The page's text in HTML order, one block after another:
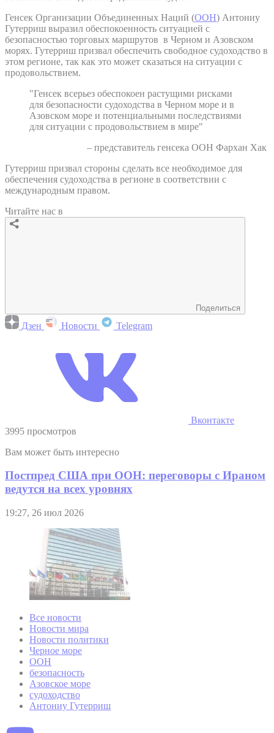
Генсек Организации Объединенных Наций (ООН) Антониу
Гутерриш выразил обеспокоенность ситуацией с
безопасностью торговых маршрутов в Черном и Азовском
морях. Гутерриш призвал обеспечить свободное судоходство в
этом регионе, так как это может сказаться на ситуации с
продовольствием.
"Генсек всерьез обеспокоен растущими рисками
для безопасности судоходства в Черном море и в
Азовском море и потенциальными последствиями
для ситуации с продовольствием в мире"
– представитель генсека ООН Фархан Хак
Гутерриш призвал стороны сделать все необходимое для
обеспечения судоходства в регионе в соответствии с
международным правом.
Читайте нас в
Поделиться
Дзен Новости Telegram
Вконтакте
3995 просмотров
Вам может быть интересно
Постпред США при ООН: переговоры с Ираном
ведутся на всех уровнях
19:27, 26 июл 2026
Все новости
Новости мира
Новости политики
Черное море
ООН
безопасность
Азовское море
судоходство
Антониу Гутерриш